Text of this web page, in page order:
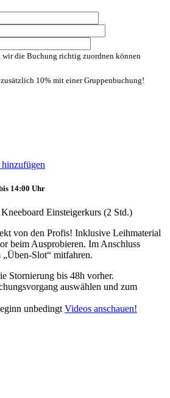
die Buchung richtig zuordnen können
zusätzlich 10% mit einer Gruppenbuchung!
14:00 Uhr
Einsteigerkurs (2 Std.)
von den Profis! Inklusive Leihmaterial
beim Ausprobieren. Im Anschluss
Slot“ mitfahren.
Stornierung bis 48h vorher.
auswählen und zum
unbedingt Videos anschauen!